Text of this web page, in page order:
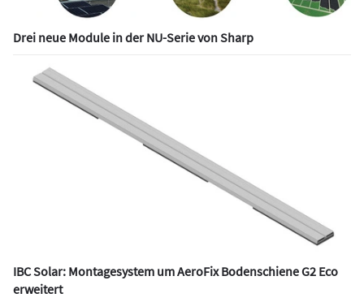
Drei neue Module in der NU-Serie von Sharp
IBC Solar: Montagesystem um AeroFix Bodenschiene G2 Eco
erweitert